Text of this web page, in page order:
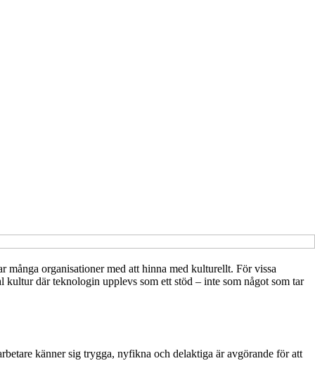
organisationer med att hinna med kulturellt. För vissa
där teknologin upplevs som ett stöd – inte som något som tar
känner sig trygga, nyfikna och delaktiga är avgörande för att